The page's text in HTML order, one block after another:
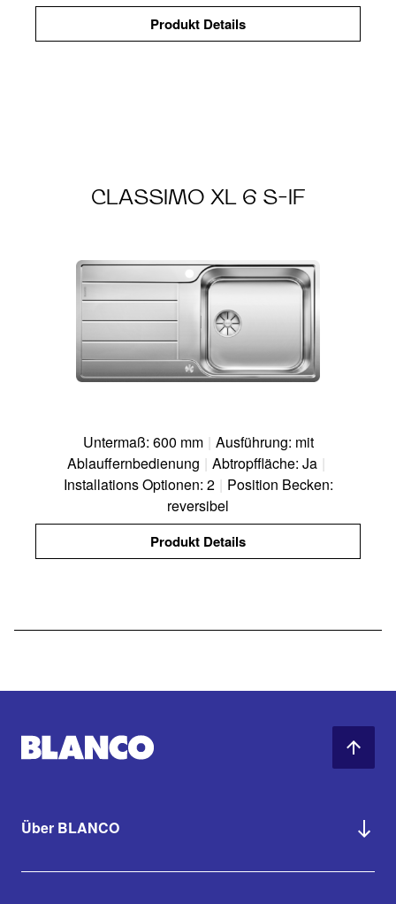
Produkt Details
CLASSIMO XL 6 S-IF
Untermaß: 600 mm | Ausführung: mit
Ablauffernbedienung | Abtropffläche: Ja |
Installations Optionen: 2 | Position Becken:
reversibel
Produkt Details
Über BLANCO